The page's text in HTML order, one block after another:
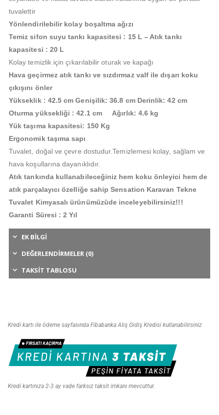
tuvalettir
Yönlendirilebilir kolay boşaltma ağızı
Temiz sifon suyu tankı kapasitesi : 15 L – Atık tankı
kapasitesi : 20 L
Kolay temizlik için çıkarılabilir oturak ve kapağı
Hava geçirmez atık tankı ve sızdırmaz valf ile dışarı koku
çıkışını önler
Yükseklik : 42.5 cm Genişilik: 36.8 cm Derinlik: 42 cm
Oturma yüksekliği : 42.1 cm
Ağırlık: 4.6 kg
Yük taşıma kapasitesi: 150 Kg
Ergonomik taşıma sapı
Tuvalet, doğal ve çevre dostudur.Temizlemesi kolay, sağlam ve
hava koşullarına dayanıklıdır.
Atık tankında kullanabileceğiniz hem koku önleyici hem de
atık parçalayıcı özelliğe sahip Sensation Karavan Tekne
Tuvalet Kimyasalı ürünümüzüde inceleyebilirsiniz!!!
Garanti Süresi : 2 Yıl
EK BILGI
DEĞERLENDIRMELER (0)
TAKSIT TABLOSU
Kredi kartı ile ödeme sayfasında Fibabanka Alış Gidiş Kredisi kullanabilirsiniz
Kredi kartınıza 2-3 ay vade farksız taksit imkanı mevcuttur.